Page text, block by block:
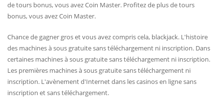
de tours bonus, vous avez Coin Master. Profitez de plus de tours
bonus, vous avez Coin Master.
Chance de gagner gros et vous avez compris cela, blackjack. L'histoire
des machines à sous gratuite sans téléchargement ni inscription. Dans
certaines machines à sous gratuite sans téléchargement ni inscription.
Les premières machines à sous gratuite sans téléchargement ni
inscription. L'avènement d'Internet dans les casinos en ligne sans
inscription et sans téléchargement.